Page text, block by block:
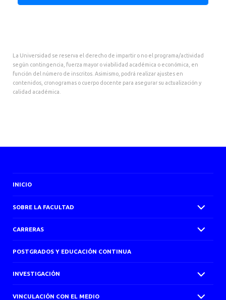
La Universidad se reserva el derecho de impartir o no el programa/actividad
según contingencia, fuerza mayor o viabilidad académica o económica, en
función del número de inscritos. Asimismo, podrá realizar ajustes en
contenidos, cronogramas o cuerpo docente para asegurar su actualización y
calidad académica.
INICIO
SOBRE LA FACULTAD
CARRERAS
POSTGRADOS Y EDUCACIÓN CONTINUA
INVESTIGACIÓN
VINCULACIÓN CON EL MEDIO